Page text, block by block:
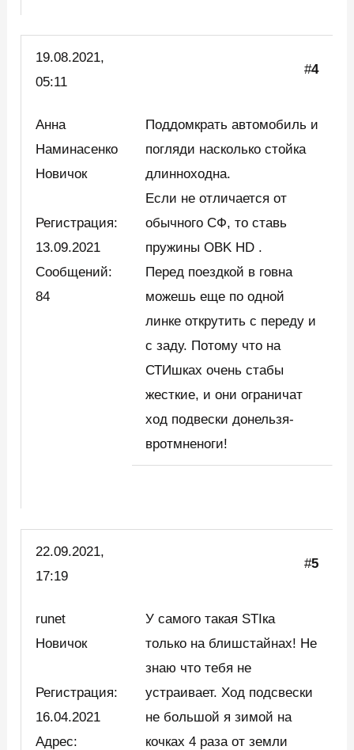
19.08.2021,
05:11
#4
Анна
Наминасенко
Новичок
Регистрация:
13.09.2021
Сообщений:
84
Поддомкрать автомобиль и
погляди насколько стойка
длинноходна.
Если не отличается от
обычного СФ, то ставь
пружины OBK HD .
Перед поездкой в говна
можешь еще по одной
линке открутить с переду и
с заду. Потому что на
СТИшках очень стабы
жесткие, и они ограничат
ход подвески донельзя-
вротмненоги!
22.09.2021,
17:19
#5
runet
Новичок
Регистрация:
16.04.2021
Адрес:
У самого такая STIка
только на блишстайнах! Не
знаю что тебя не
устраивает. Ход подсвески
не большой я зимой на
кочках 4 раза от земли